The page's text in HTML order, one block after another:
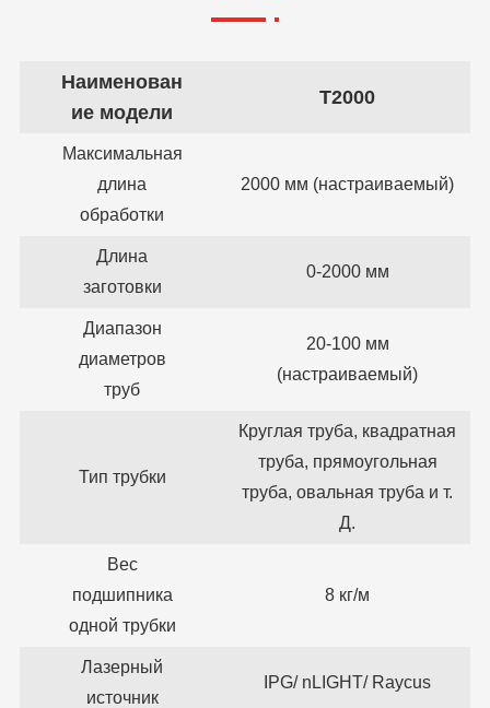
Наименован
ие модели
Т2000
Максимальная
длина
обработки
2000 мм (настраиваемый)
Длина
заготовки
0-2000 мм
Диапазон
диаметров
труб
20-100 мм
(настраиваемый)
Тип трубки
Круглая труба, квадратная
труба, прямоугольная
труба, овальная труба и т.
Д.
Вес
подшипника
одной трубки
8 кг/м
Лазерный
источник
IPG/ nLIGHT/ Raycus